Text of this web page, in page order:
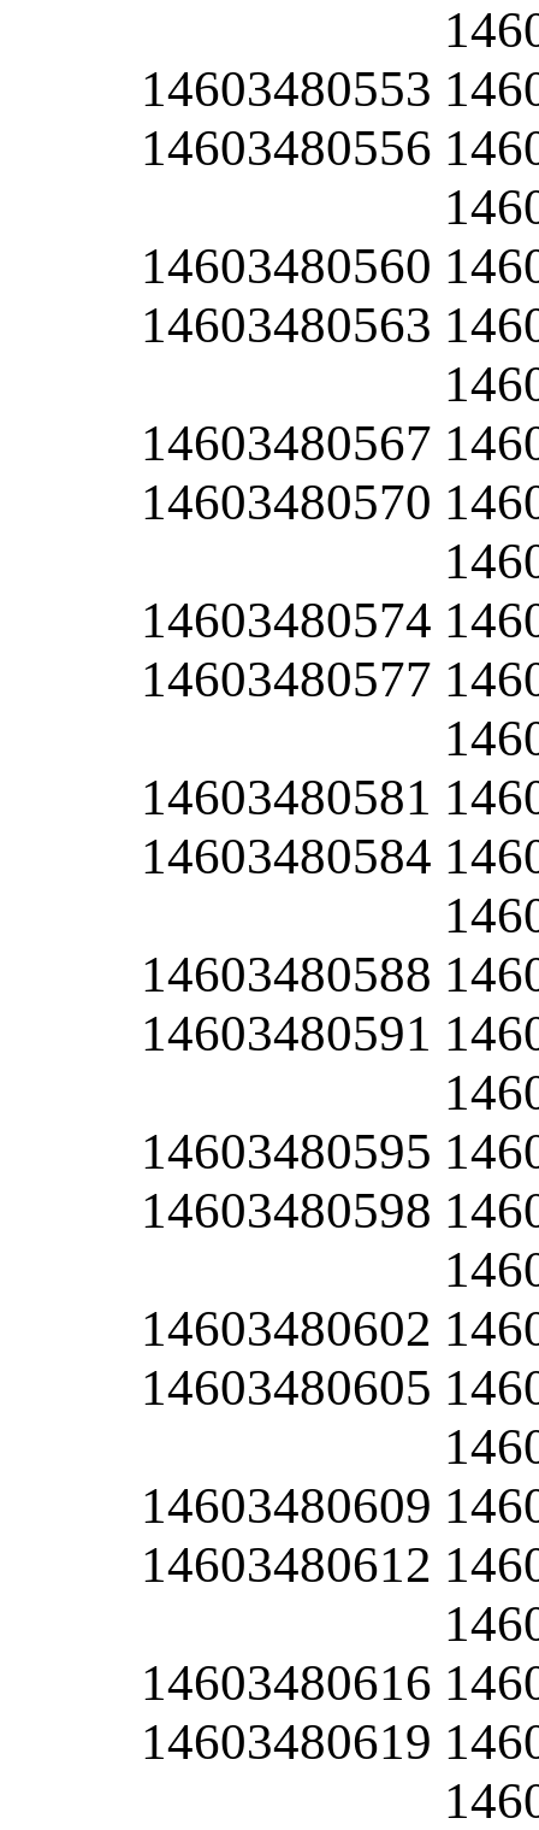
14603480553
14603480556
14603480560
14603480563
14603480567
14603480570
14603480574
14603480577
14603480581
14603480584
14603480588
14603480591
14603480595
14603480598
14603480602
14603480605
14603480609
14603480612
14603480616
14603480619